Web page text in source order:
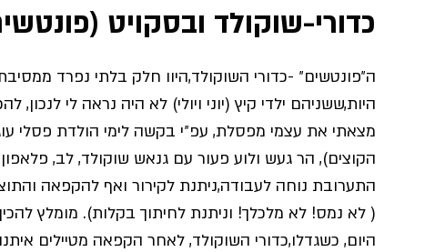
כדורי-שוקולד ובסקויט
ה״פונטשים״ -כדורי השוקולד,היוו חלק בלתי נפרד
היות,ששניהם ילדי קיץ (יוני ויולי) לא היה נראה לי לנכון,
מצאתי את עצמי מפסלת, עפ״י בקשה לימי הולדת פסלי
הקוצים), הר געש ולוע פעור עם גנאש שוקולד, לב,
התערובת נוחה לעבודה,ניתנת לקירור ואף להקפאה
( לא נמס! לא מלכלך! וניתנת לחיתוך בקלות). מומלץ
היום, כשגדלו,כדורי השוקולד, לאחר הקפאה מטיילים